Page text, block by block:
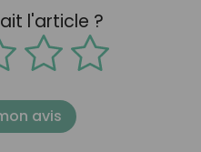
l'article ?
avis